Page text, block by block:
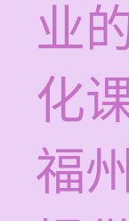
业
化
福